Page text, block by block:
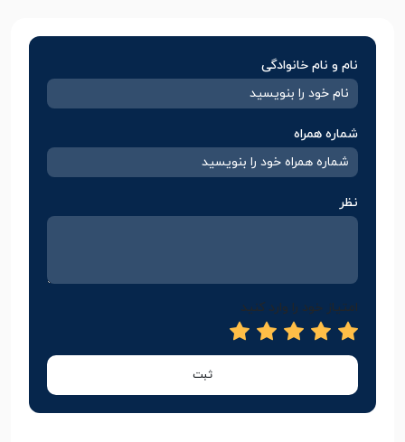
نام و نام خانوادگی
شماره همراه
نظر
امتیاز خود را وارد کنید
ثبت